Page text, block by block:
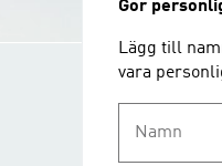
Gör
Lägg till
vara
Namn